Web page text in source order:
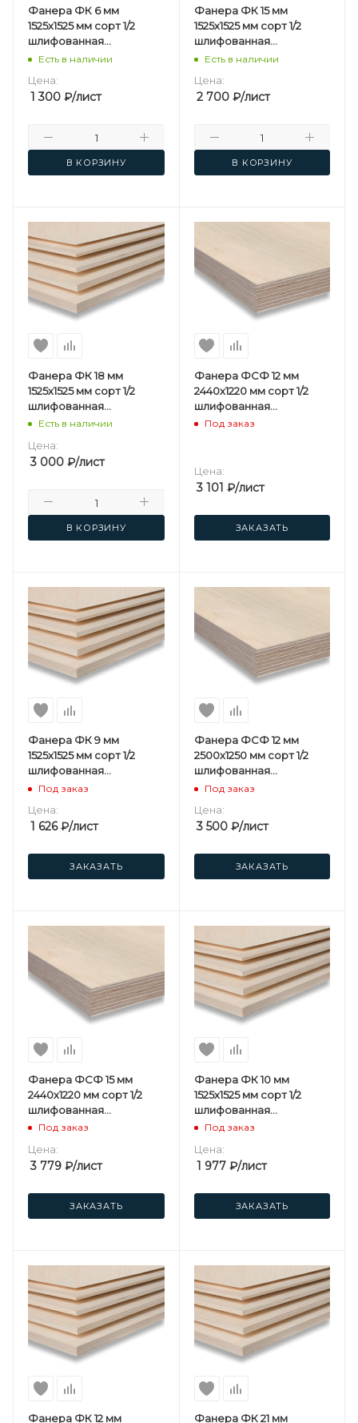
Фанера ФК 6 мм
1525х1525 мм сорт 1/2
шлифованная
березовая
Есть в наличии
Цена:
1 300 ₽/лист
В КОРЗИНУ
Фанера ФК 15 мм
1525х1525 мм сорт 1/2
шлифованная
березовая
Есть в наличии
Цена:
2 700₽/лист
В КОРЗИНУ
Фанера ФК 18 мм
1525х1525 мм сорт 1/2
шлифованная
березовая
Есть в наличии
Цена:
3 000 ₽/лист
В КОРЗИНУ
Фанера ФСФ 12 мм
2440х1220 мм сорт 1/2
шлифованная
березовая
Под заказ
Цена:
3 101 ₽/лист
ЗАКАЗАТЬ
Фанера ФК 9 мм
1525х1525 мм сорт 1/2
шлифованная
березовая
Под заказ
Цена:
1 626₽/лист
ЗАКАЗАТЬ
Фанера ФСФ 12 мм
2500х1250 мм сорт 1/2
шлифованная
березовая
Под заказ
Цена:
3 500₽/лист
ЗАКАЗАТЬ
Фанера ФСФ 15 мм
2440х1220 мм сорт 1/2
шлифованная
березовая
Под заказ
Цена:
3 779 ₽/лист
ЗАКАЗАТЬ
Фанера ФК 10 мм
1525х1525 мм сорт 1/2
шлифованная
березовая
Под заказ
Цена:
1 977₽/лист
ЗАКАЗАТЬ
Фанера ФК 12 мм Фанера ФК 21 мм